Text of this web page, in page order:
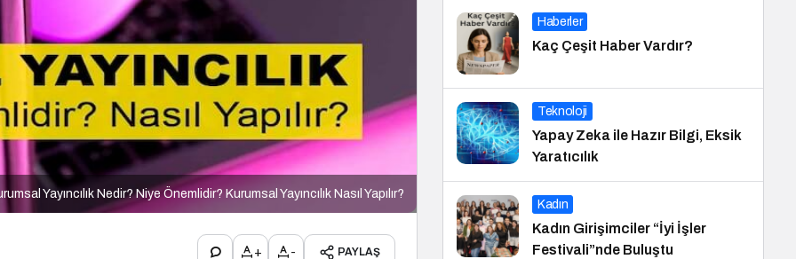
Yayıncılık Nedir? Niye Önemlidir? Kurumsal Yayıncılık Nasıl Yapılır?
+ - PAYLAŞ
Haberler
Kaç Çeşit Haber Vardır?
Teknoloji
Yapay Zeka ile Hazır Bilgi, Eksik
Yaratıcılık
Kadın
Kadın Girişimciler “İyi İşler
Festivali”nde Buluştu